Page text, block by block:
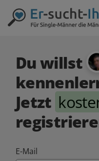
Du willst
Jetzt
E-Mail